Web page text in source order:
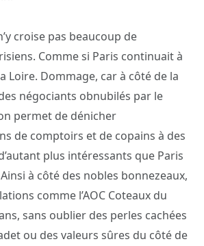
croise pas beaucoup de
Comme si Paris continuait à
Loire. Dommage, car à côté de la
négociants obnubilés par le
permet de dénicher
de comptoirs et de copains à des
plus intéressants que Paris
à côté des nobles bonnezeaux,
comme l’AOC Coteaux du
sans oublier des perles cachées
ou des valeurs sûres du côté de